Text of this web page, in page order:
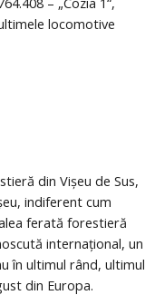
locomotive
din Vișeu de Sus,
indiferent cum
ferată forestieră
internațional, un
în ultimul rând, ultimul
din Europa.